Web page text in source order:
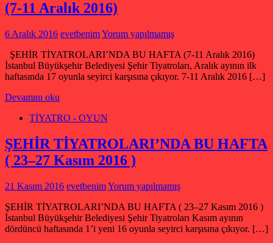
(7-11 Aralık 2016)
6 Aralık 2016 evetbenimYorum yapılmamış
ŞEHİR TİYATROLARI’NDA BU HAFTA (7-11 Aralık 2016)
İstanbul Büyükşehir Belediyesi Şehir Tiyatroları, Aralık ayının ilk
haftasında 17 oyunla seyirci karşısına çıkıyor. 7-11 Aralık 2016 […]
Devamını oku
TİYATRO - OYUN
ŞEHİR TİYATROLARI’NDA BU HAFTA
( 23–27 Kasım 2016 )
21 Kasım 2016 evetbenimYorum yapılmamış
ŞEHİR TİYATROLARI’NDA BU HAFTA ( 23–27 Kasım 2016 )
İstanbul Büyükşehir Belediyesi Şehir Tiyatroları Kasım ayının
dördüncü haftasında 1’i yeni 16 oyunla seyirci karşısına çıkıyor. […]